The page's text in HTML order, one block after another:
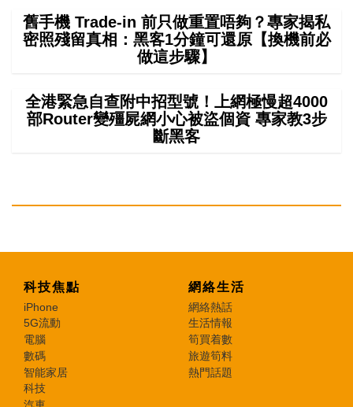
舊手機 Trade-in 前只做重置唔夠？專家揭私
密照殘留真相：黑客1分鐘可還原【換機前必
做這步驟】
全港緊急自查附中招型號！上網極慢超4000
部Router變殭屍網小心被盜個資 專家教3步
斷黑客
科技焦點
iPhone
5G流動
電腦
數碼
智能家居
科技
網絡生活
網絡熱話
生活情報
筍買着數
旅遊筍料
熱門話題